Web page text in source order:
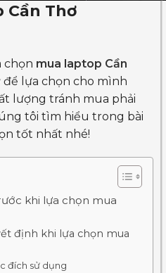
Cần Thơ
chọn mua laptop Cần
để lựa chọn cho mình
lượng tránh mua phải
tôi tìm hiểu trong bài
tốt nhất nhé!
khi lựa chọn mua
định khi lựa chọn mua
đích sử dụng